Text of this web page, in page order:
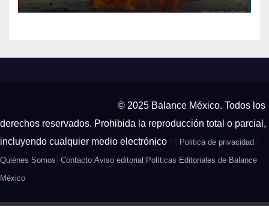
© 2025 Balance México. Todos los
derechos reservados. Prohibida la reproducción total o parcial,
incluyendo cualquier medio electrónico >| Politica de privacidad.|
Quiénes Somos Contacto Aviso editorial Políticas Editoriales de Balance
México